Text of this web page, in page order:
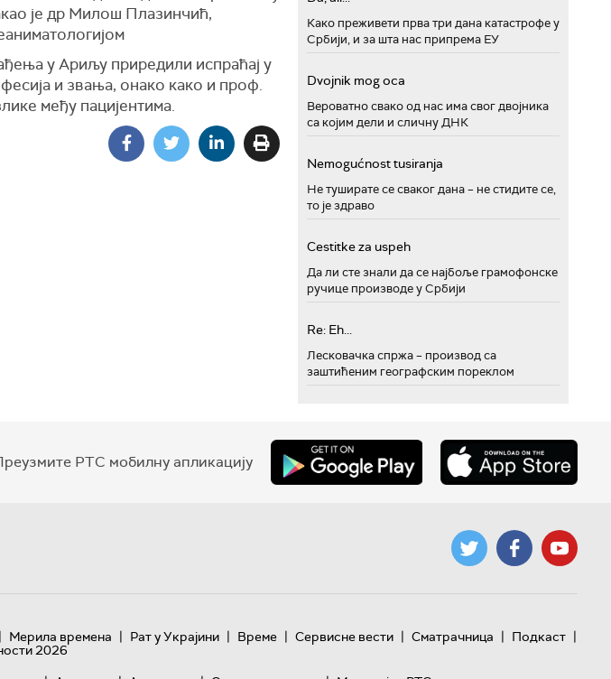
је др Милош Плазинчић,
у Ариљу приредили испраћај у
и звања, онако како и проф.
међу пацијентима.
Како преживети прва три дана катастрофе у
Србији, и за шта нас припрема ЕУ
Dvojnik mog oca
Вероватно свако од нас има свог двојника
са којим дели и сличну ДНК
Nemogućnost tusiranja
Не туширате се сваког дана – не стидите се,
то је здраво
Cestitke za uspeh
Да ли сте знали да се најбоље грамофонске
ручице производе у Србији
Re: Eh...
Лесковачка спржа – производ са
заштићеним географским пореклом
РТС мобилну апликацију
| Мерила времена | Рат у Украјини | Време | Сервисне вести | Сматрачница | Подкаст |
2026